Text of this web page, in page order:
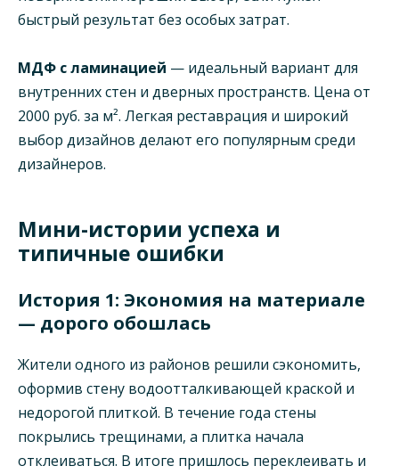
быстрый результат без особых затрат.
МДФ с ламинацией — идеальный вариант для
внутренних стен и дверных пространств. Цена от
2000 руб. за м². Легкая реставрация и широкий
выбор дизайнов делают его популярным среди
дизайнеров.
Мини-истории успеха и
типичные ошибки
История 1: Экономия на материале
— дорого обошлась
Жители одного из районов решили сэкономить,
оформив стену водоотталкивающей краской и
недорогой плиткой. В течение года стены
покрылись трещинами, а плитка начала
отклеиваться. В итоге пришлось переклеивать и